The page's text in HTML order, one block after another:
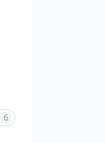
6